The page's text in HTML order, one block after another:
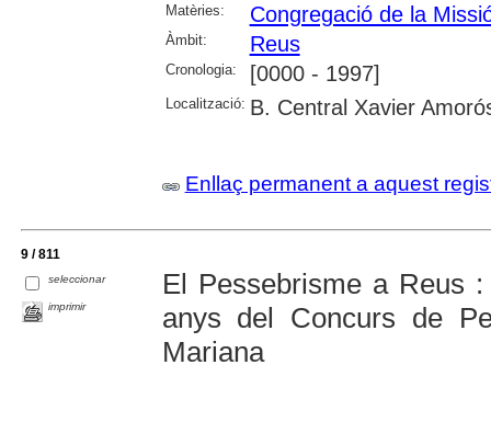
Matèries: Congregació de la
Àmbit: Reus
Cronologia: [0000 - 1997]
Localització: B. Central Xavier
Enllaç permanent a aquest
9 / 811
seleccionar
imprimir
El Pessebrisme a Reus
anys del Concurs de
Mariana